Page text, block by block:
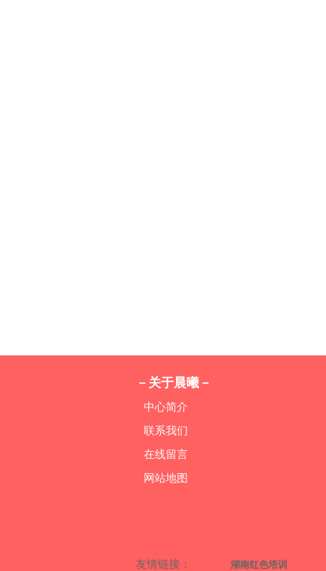
－关于晨曦－
中心简介
联系我们
在线留言
网站地图
友情链接： 湖南红色培训